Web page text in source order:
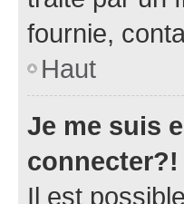
fournie,
Haut
Je me suis
connecter?!
Il est